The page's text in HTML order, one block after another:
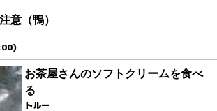
意（鴨）
お茶屋さんのソフトクリームを食べ
る
トルー